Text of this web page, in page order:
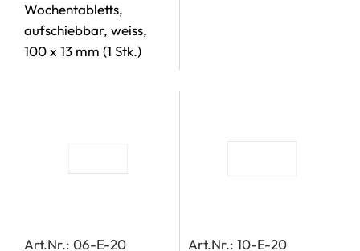
Wochentabletts,
aufschiebbar, weiss,
100 x 13 mm (1 Stk.)
Art.Nr.: 06-E-20
Art.Nr.: 10-E-20